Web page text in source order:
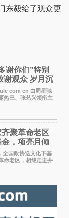
东毅给了观众更
谢你们”特别
谢观众 岁月沉
com cn 由周星驰
热巴、张艺兴领衔主
演，艾米、雪野、蔡
绍的喜剧电影《功夫
聚革命老区
，项亮月倾
致敬红色沃土
国政协送文化下基
命老区，相继走进井
金三地。由全国政协
任、甘肃省政协原主